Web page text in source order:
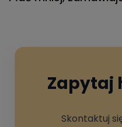
Zapytaj
Skontaktuj